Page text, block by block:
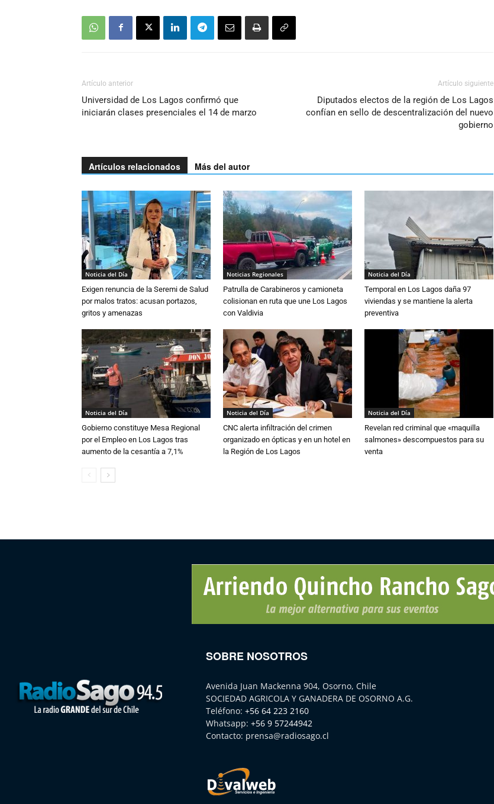
Artículo anterior
Universidad de Los Lagos confirmó que
iniciarán clases presenciales el 14 de marzo
Artículo siguiente
Diputados electos de la región de Los Lagos
confían en sello de descentralización del nuevo
gobierno
Artículos relacionados Más del autor
Noticia del Día
Exigen renuncia de la Seremi de Salud
por malos tratos: acusan portazos,
gritos y amenazas
Noticias Regionales
Patrulla de Carabineros y camioneta
colisionan en ruta que une Los Lagos
con Valdivia
Noticia del Día
Temporal en Los Lagos daña 97
viviendas y se mantiene la alerta
preventiva
Noticia del Día
Gobierno constituye Mesa Regional
por el Empleo en Los Lagos tras
aumento de la cesantía a 7,1%
Noticia del Día
CNC alerta infiltración del crimen
organizado en ópticas y en un hotel en
la Región de Los Lagos
Noticia del Día
Revelan red criminal que «maquilla
salmones» descompuestos para su
venta
SOBRE NOSOTROS
Avenida Juan Mackenna 904, Osorno, Chile
SOCIEDAD AGRICOLA Y GANADERA DE OSORNO A.G.
Teléfono: +56 64 223 2160
Whatsapp: +56 9 57244942
Contacto: prensa@radiosago.cl